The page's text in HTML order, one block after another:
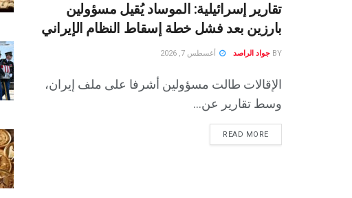
تقارير إسرائيلية: الموساد يُقيل مسؤولين
بارزين بعد فشل خطة إسقاط النظام الإيراني
BY جواد الراصد أغسطس 7, 2026
الإقالات طالت مسؤولين أشرفا على ملف إيران،
وسط تقارير عن...
READ MORE